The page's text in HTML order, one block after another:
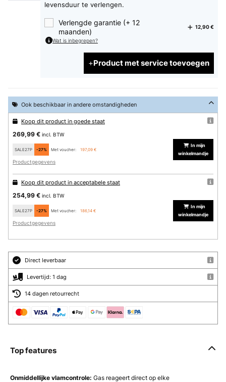
levensduur te verlengen.
Verlengde garantie (+ 12
maanden)
12,90 €
Wat is inbegrepen?
Product met service toevoegen
Ook beschikbaar in andere omstandigheden
Koop dit product in goede staat
269,99 € incl. BTW
SALE27P -27% Met voucher: 197,09 €
Productgegevens
In mijn
winkelmandje
Koop dit product in acceptabele staat
254,99 € incl. BTW
SALE27P -27% Met voucher: 186,14 €
Productgegevens
In mijn
winkelmandje
Direct leverbaar
Levertijd: 1 dag
14 dagen retourrecht
Top features
Onmiddellijke vlamcontrole: Gas reageert direct op elke